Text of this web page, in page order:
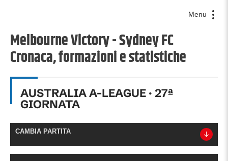
Menu
Melbourne Victory - Sydney FC
Cronaca, formazioni e statistiche
AUSTRALIA A-LEAGUE · 27ª
GIORNATA
CAMBIA PARTITA